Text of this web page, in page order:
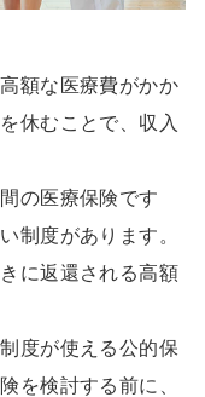
額な医療費がかか
休むことで、収入
の医療保険です
制度があります。
に返還される高額
度が使える公的保
を検討する前に、